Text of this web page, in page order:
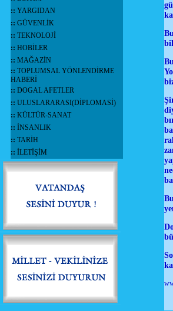
:: YARGIDAN
:: GÜVENLİK
:: TEKNOLOJİ
:: HOBİLER
:: MAĞAZİN
:: TOPLUMSAL YÖNLENDİRME
HABERİ
:: DOGAL AFETLER
:: ULUSLARARASI(DİPLOMASİ)
:: KÜLTÜR-SANAT
:: İNSANLIK
:: TARİH
:: İLETİŞİM